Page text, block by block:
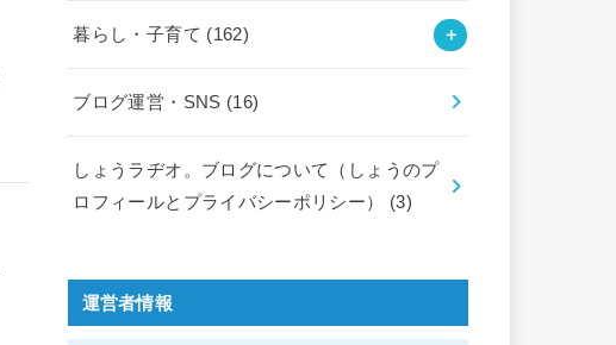
暮らし・子育て (162)
ブログ運営・SNS (16)
しょうラヂオ。ブログについて（しょうのプ
ロフィールとプライバシーポリシー） (3)
運営者情報